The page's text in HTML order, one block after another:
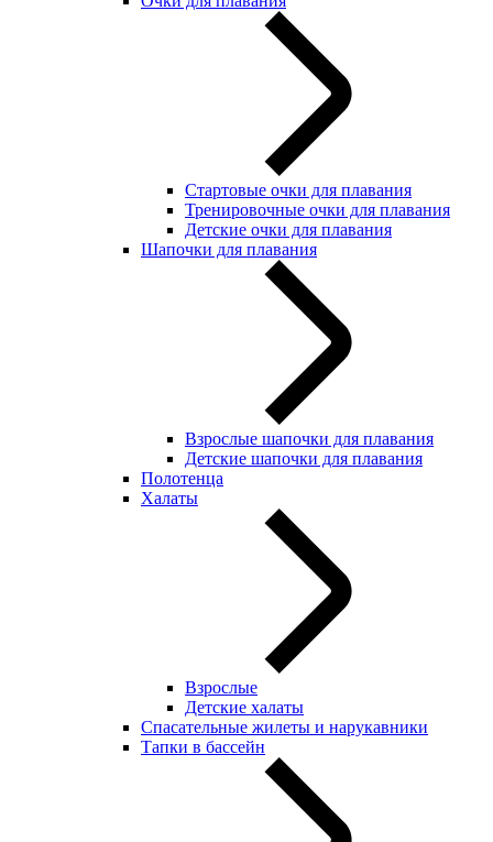
Стартовые очки для плавания
Тренировочные очки для плавания
Детские очки для плавания
Шапочки для плавания
Взрослые шапочки для плавания
Детские шапочки для плавания
Полотенца
Халаты
Взрослые
Детские халаты
Спасательные жилеты и нарукавники
Тапки в бассейн